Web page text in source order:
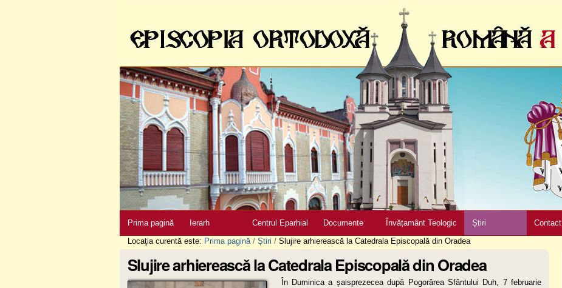
Sari
navigare
Prima pagină Ierarh Centrul Eparhial Documente Învățamânt Teologic Știri Contact
Locaţia curentă este: Prima pagină / Știri / Slujire arhierească la Catedrala Episcopală din Oradea
Slujire arhierească la Catedrala Episcopală din Oradea
În Duminica a șaisprezecea după Pogorârea Sfântului Duh, 7 februarie